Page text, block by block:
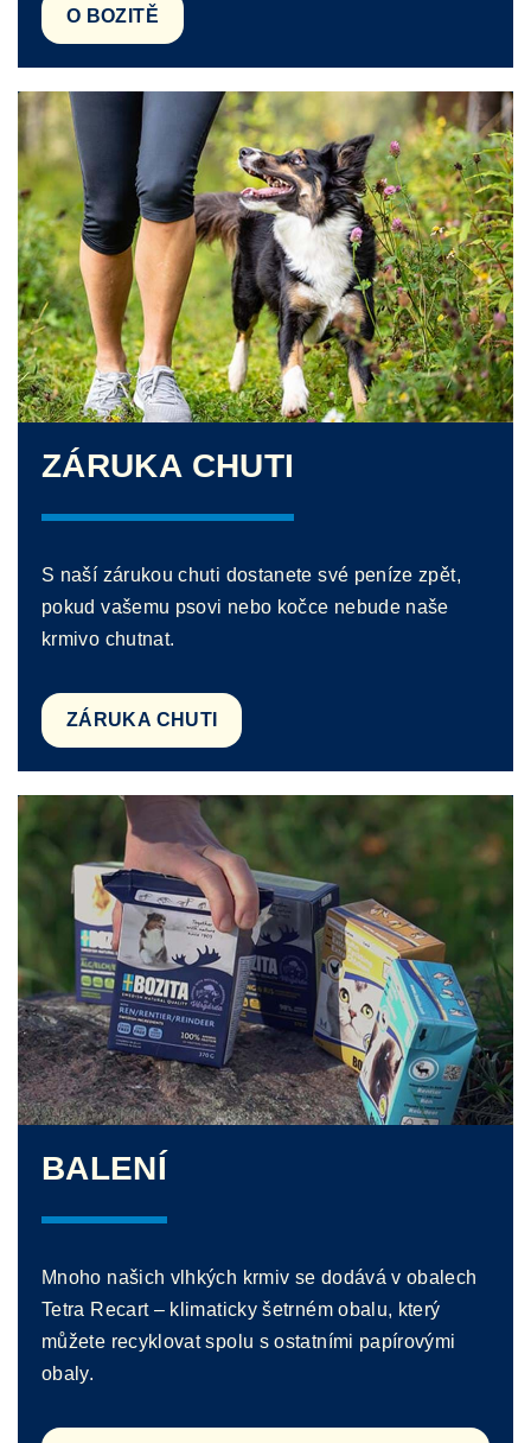
O BOZITĚ
ZÁRUKA CHUTI
S naší zárukou chuti dostanete své peníze zpět,
pokud vašemu psovi nebo kočce nebude naše
krmivo chutnat.
ZÁRUKA CHUTI
BALENÍ
Mnoho našich vlhkých krmiv se dodává v obalech
Tetra Recart – klimaticky šetrném obalu, který
můžete recyklovat spolu s ostatními papírovými
obaly.